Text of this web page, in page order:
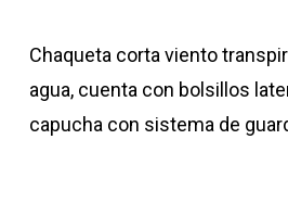
Chaqueta corta viento
agua, cuenta con bolsillos
capucha con sistema de